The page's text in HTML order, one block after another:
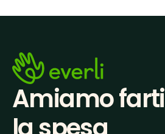
Amiamo farti